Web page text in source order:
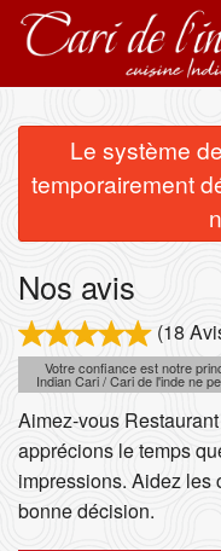
Commander en ligne
Français
Connection
Panier (0)
Le système
temporairement
Nos avis
(18
Votre confiance est notre
Indian Cari / Cari de l'inde ne
Aimez-vous
apprécions le temps
impressions. Aidez les
bonne décision.